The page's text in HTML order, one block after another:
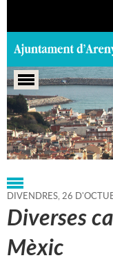
Portada > Regidories
DIVENDRES,26 D'
Diverses
Mèxic